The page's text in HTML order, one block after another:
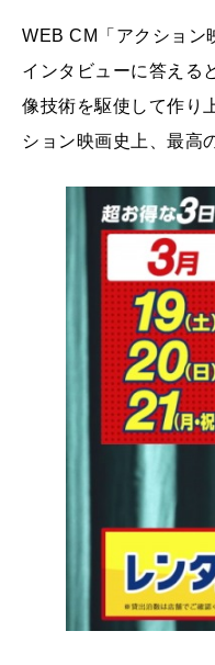
WEB CM「アクション
インタビューに答える
像技術を駆使して作り
ション映画史上、最高